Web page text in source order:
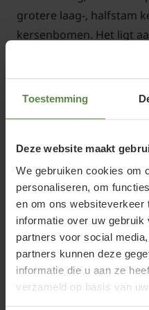
Toestemming
Deze website maakt
We gebruiken cookies om
personaliseren, om
en om ons websiteverkeer
informatie over uw
partners voor social
partners kunnen deze
informatie die u aan ze
verzameld op basis van
grotere laag-, halfstam
kersenbomen. Het ligt
de maat hoe hoog de
kleine tuin is het
kersenboom met zorg
Binnen de aangegeven
thuisbezorgd door onze
voor andere bomen is
jarenlang de juiste
een groot assortiment
enorme keus aan
maten.